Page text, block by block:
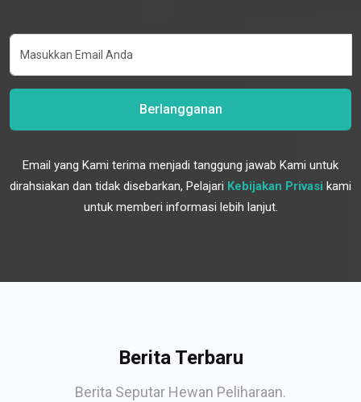
Berlangganan
Email yang Kami terima menjadi tanggung jawab Kami untuk
dirahsiakan dan tidak disebarkan, Pelajari Kebijakan Privasi kami
untuk memberi informasi lebih lanjut.
Berita Terbaru
Berita Seputar Hewan Peliharaan.